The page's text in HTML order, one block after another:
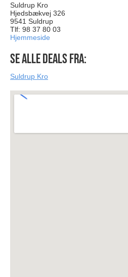
Suldrup Kro
Hjedsbækvej 326
9541 Suldrup
Tlf: 98 37 80 03
Hjemmeside
Se alle deals fra:
Suldrup Kro